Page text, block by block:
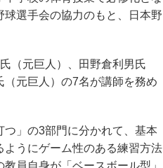
選手会の協力のもと、日本野
（元巨人）、田野倉利男氏
（元巨人）の7名が講師を務め
」の3部門に分かれて、基本
うにゲーム性のある練習方法
員自身が「ベースボール型」